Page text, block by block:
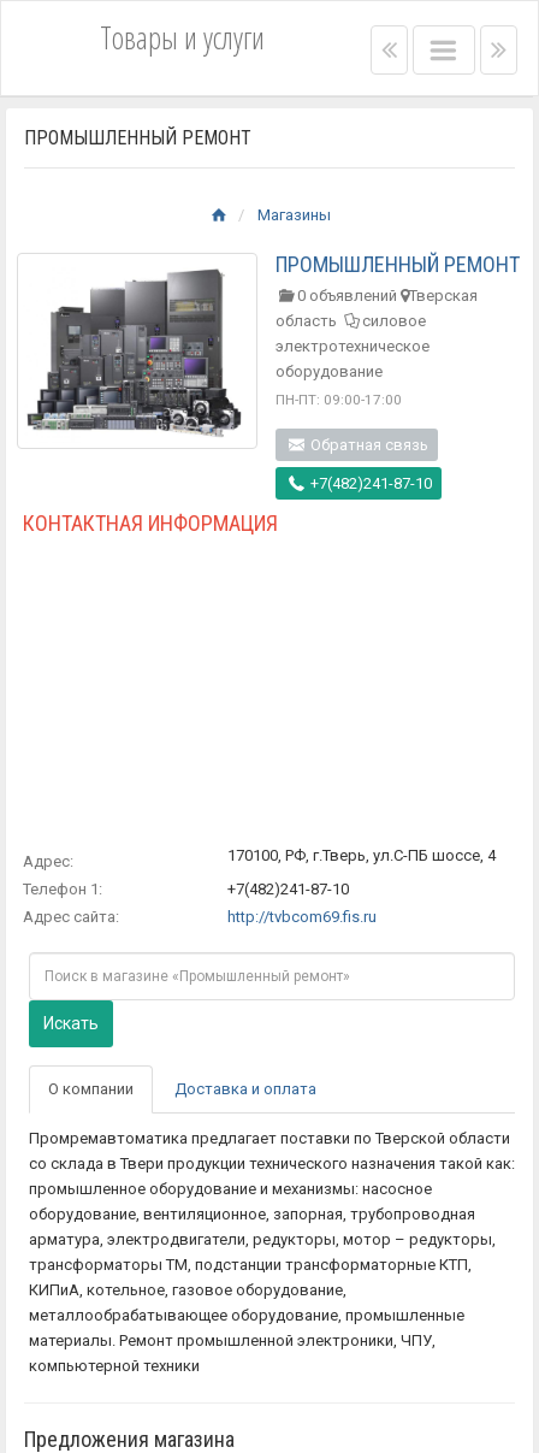
Товары и услуги Left
bar
Main
menu
Right
menu
bar
ПРОМЫШЛЕННЫЙ РЕМОНТ
Магазины
ПРОМЫШЛЕННЫЙ РЕМОНТ
0 объявлений Тверская
область
силовое
электротехническое
оборудование
ПН-ПТ: 09:00-17:00
Обратная связь
+7(482)241-87-10
КОНТАКТНАЯ ИНФОРМАЦИЯ
Адрес:
170100, РФ, г.Тверь, ул.С-ПБ шоссе, 4
Телефон 1:
+7(482)241-87-10
Адрес сайта:
http://tvbcom69.fis.ru
Искать
О компании Доставка и оплата
Промремавтоматика предлагает поставки по Тверской области
со склада в Твери продукции технического назначения такой как:
промышленное оборудование и механизмы: насосное
оборудование, вентиляционное, запорная, трубопроводная
арматура, электродвигатели, редукторы, мотор – редукторы,
трансформаторы ТМ, подстанции трансформаторные КТП,
КИПиА, котельное, газовое оборудование,
металлообрабатывающее оборудование, промышленные
материалы. Ремонт промышленной электроники, ЧПУ,
компьютерной техники
Предложения магазина